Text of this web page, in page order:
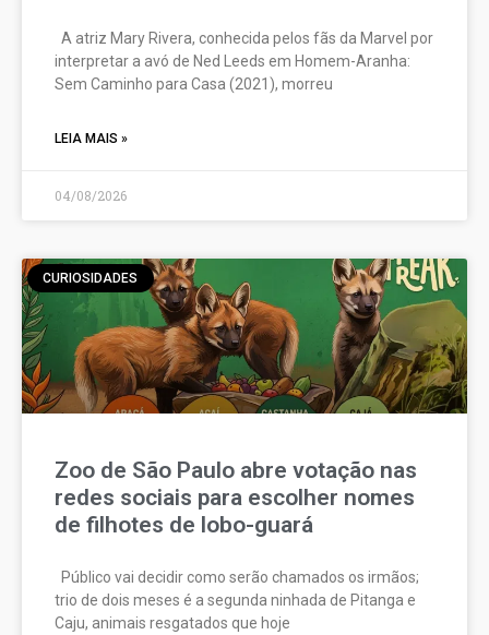
A atriz Mary Rivera, conhecida pelos fãs da Marvel por
interpretar a avó de Ned Leeds em Homem-Aranha:
Sem Caminho para Casa (2021), morreu
LEIA MAIS »
04/08/2026
CURIOSIDADES
Zoo de São Paulo abre votação nas
redes sociais para escolher nomes
de filhotes de lobo-guará
Público vai decidir como serão chamados os irmãos;
trio de dois meses é a segunda ninhada de Pitanga e
Caju, animais resgatados que hoje